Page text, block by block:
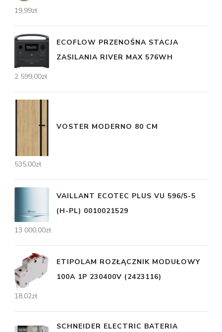
19,99zł
ECOFLOW PRZENOŚNA STACJA
ZASILANIA RIVER MAX 576WH
2 599,00zł
VOSTER MODERNO 80 CM
535,00zł
VAILLANT ECOTEC PLUS VU 596/5-5
(H-PL) 0010021529
13 000,00zł
ETIPOLAM ROZŁĄCZNIK MODUŁOWY
100A 1P 230400V (2423116)
18,02zł
SCHNEIDER ELECTRIC BATERIA